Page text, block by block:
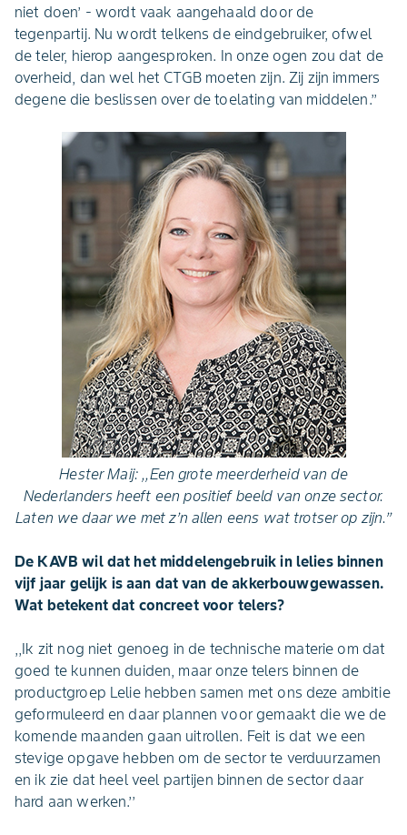
niet doen’ - wordt vaak aangehaald door de
tegenpartij. Nu wordt telkens de eindgebruiker, ofwel
de teler, hierop aangesproken. In onze ogen zou dat de
overheid, dan wel het CTGB moeten zijn. Zij zijn immers
degene die beslissen over de toelating van middelen.’’
Hester Maij: ,,Een grote meerderheid van de
Nederlanders heeft een positief beeld van onze sector.
Laten we daar we met z’n allen eens wat trotser op zijn.’’
De KAVB wil dat het middelengebruik in lelies binnen
vijf jaar gelijk is aan dat van de akkerbouwgewassen.
Wat betekent dat concreet voor telers?
,,Ik zit nog niet genoeg in de technische materie om dat
goed te kunnen duiden, maar onze telers binnen de
productgroep Lelie hebben samen met ons deze ambitie
geformuleerd en daar plannen voor gemaakt die we de
komende maanden gaan uitrollen. Feit is dat we een
stevige opgave hebben om de sector te verduurzamen
en ik zie dat heel veel partijen binnen de sector daar
hard aan werken.’’